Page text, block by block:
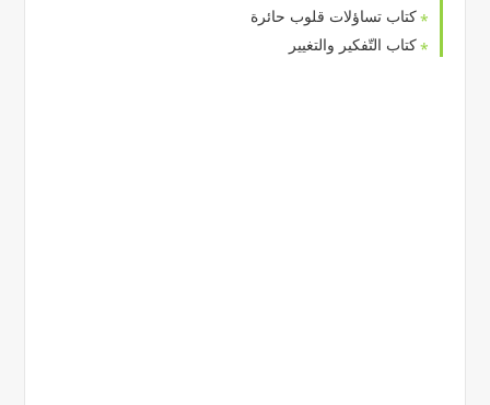
كتاب تساؤلات قلوب حائرة
كتاب التّفكير والتغيير